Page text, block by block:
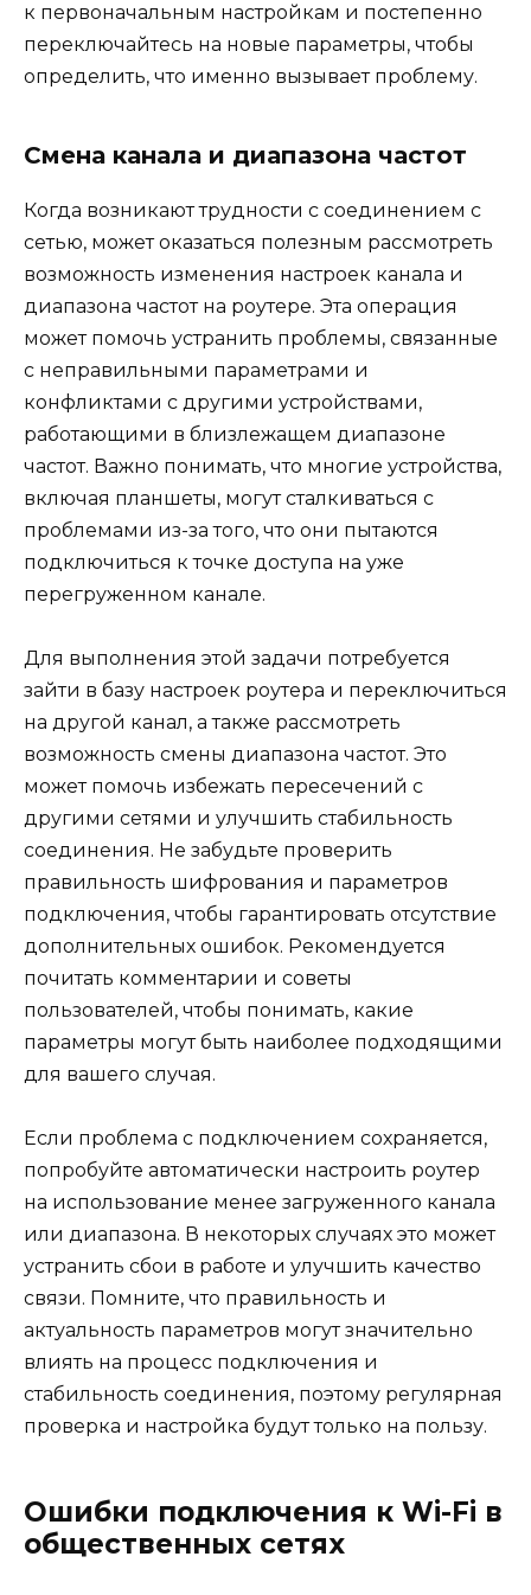
к первоначальным настройкам и постепенно
переключайтесь на новые параметры, чтобы
определить, что именно вызывает проблему.
Смена канала и диапазона частот
Когда возникают трудности с соединением с
сетью, может оказаться полезным рассмотреть
возможность изменения настроек канала и
диапазона частот на роутере. Эта операция
может помочь устранить проблемы, связанные
с неправильными параметрами и
конфликтами с другими устройствами,
работающими в близлежащем диапазоне
частот. Важно понимать, что многие устройства,
включая планшеты, могут сталкиваться с
проблемами из-за того, что они пытаются
подключиться к точке доступа на уже
перегруженном канале.
Для выполнения этой задачи потребуется
зайти в базу настроек роутера и переключиться
на другой канал, а также рассмотреть
возможность смены диапазона частот. Это
может помочь избежать пересечений с
другими сетями и улучшить стабильность
соединения. Не забудьте проверить
правильность шифрования и параметров
подключения, чтобы гарантировать отсутствие
дополнительных ошибок. Рекомендуется
почитать комментарии и советы
пользователей, чтобы понимать, какие
параметры могут быть наиболее подходящими
для вашего случая.
Если проблема с подключением сохраняется,
попробуйте автоматически настроить роутер
на использование менее загруженного канала
или диапазона. В некоторых случаях это может
устранить сбои в работе и улучшить качество
связи. Помните, что правильность и
актуальность параметров могут значительно
влиять на процесс подключения и
стабильность соединения, поэтому регулярная
проверка и настройка будут только на пользу.
Ошибки подключения к Wi-Fi в
общественных сетях